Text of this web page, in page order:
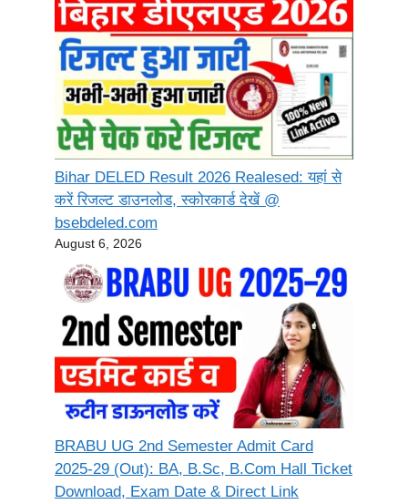
Bihar DELED Result 2026 Realesed: यहां से
करें रिजल्ट डाउनलोड, स्कोरकार्ड देखें @
bsebdeled.com
August 6, 2026
BRABU UG 2nd Semester Admit Card
2025-29 (Out): BA, B.Sc, B.Com Hall Ticket
Download, Exam Date & Direct Link